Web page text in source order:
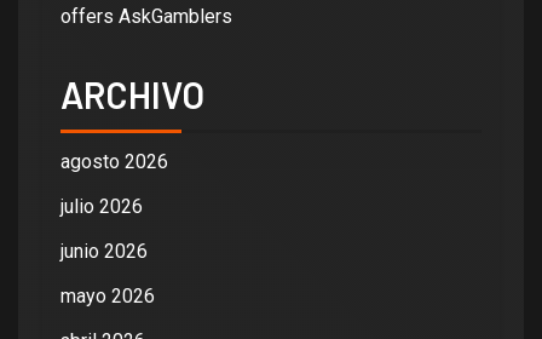
offers AskGamblers
ARCHIVO
agosto 2026
julio 2026
junio 2026
mayo 2026